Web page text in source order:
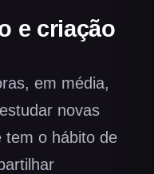
e criação
em média,
novas
tem o hábito de